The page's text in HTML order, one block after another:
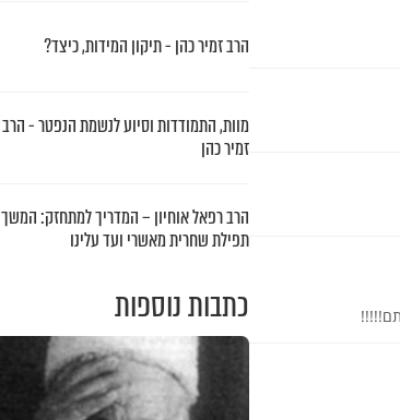
הרב זמיר כהן - תיקון המידות, כיצד?
מוות, התמודדות וסיוע לנשמת הנפטר - הרב
זמיר כהן
הרב רפאל אוחיון – המדריך למתחזק: המשך
תפילת שחרית מאשרי ועד עלינו
כתבות נוספות